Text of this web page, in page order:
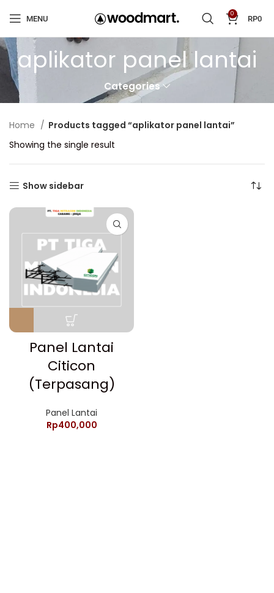
MENU
0
RP0
aplikator panel lantai
Categories
Home
Products tagged “aplikator panel lantai”
Showing the single result
Show sidebar
Panel Lantai
Citicon
(Terpasang)
Panel Lantai
Rp400,000